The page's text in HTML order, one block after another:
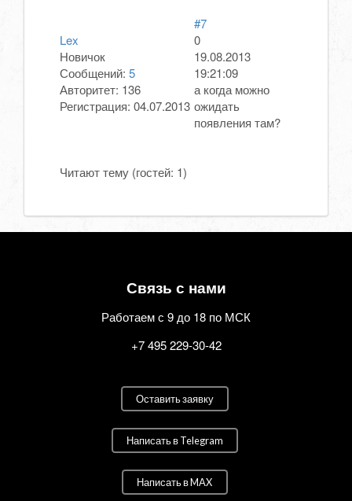
Lex
Новичок
Сообщений: 5
Авторитет: 136
Регистрация: 04.07.2013
#7
0
19.08.2013
19:21:09
а когда можно
ожидать
появления там?
Читают тему (гостей: 1)
Связь с нами
Работаем с 9 до 18 по МСК
+7 495 229-30-42
Оставить заявку
Написать в Telegram
Написать в MAX